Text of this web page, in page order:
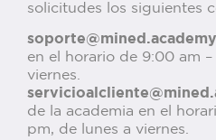
solicitudes los siguientes
soporte@mined.academy
en el horario de 9:00 am
viernes.
de la academia en el
pm, de lunes a viernes.